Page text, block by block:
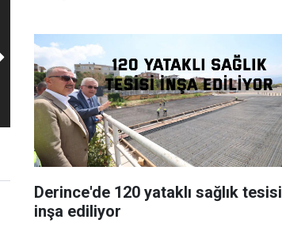
Derince'de 120 yataklı sağlık tesisi
inşa ediliyor